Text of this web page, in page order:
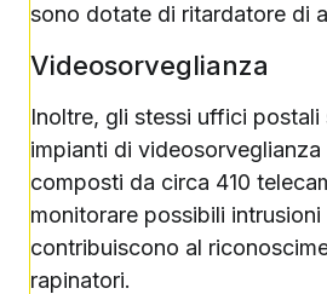
sono dotate di ritardatore di
Videosorveglianza
Inoltre, gli stessi uffici
impianti di
composti da circa 410
monitorare possibili
contribuiscono al
rapinatori.